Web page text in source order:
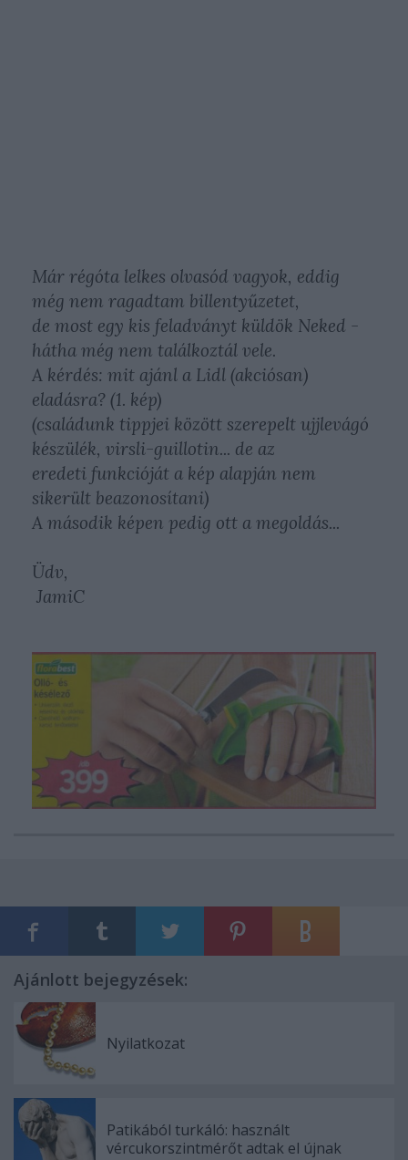
Már régóta lelkes olvasód vagyok, eddig
még nem ragadtam billentyűzetet,
de most egy kis feladványt küldök Neked -
hátha még nem találkoztál vele.
A kérdés: mit ajánl a Lidl (akciósan)
eladásra? (1. kép)
(családunk tippjei között szerepelt ujjlevágó
készülék, virsli-guillotin... de az
eredeti funkcióját a kép alapján nem
sikerült beazonosítani)
A második képen pedig ott a megoldás...
Üdv,
JamiC
Ajánlott bejegyzések:
Nyilatkozat
Patikából turkáló: használt
vércukorszintmérőt adtak el újnak